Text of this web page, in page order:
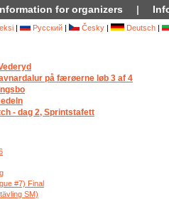
for organizers |
| Русский | Česky | Deutsch |
på færøerne løb 3 af 4
- dag 2, Sprintstafett
#7) Final
SM)